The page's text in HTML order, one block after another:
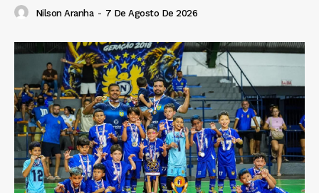
Nilson Aranha - 7 De Agosto De 2026